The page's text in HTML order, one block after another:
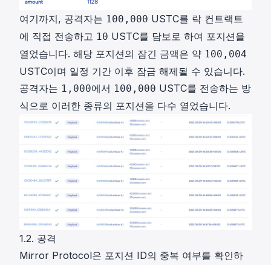
여기까지, 공격자는 100,000 USTC를 락 컨트랙트
에 직접 전송하고 10 USTC를 담보로 하여 포지션을
열었습니다. 해당 포지션의 잠긴 금액은 약 100,004
USTC이며 일정 기간 이후 잠금 해제될 수 있습니다.
공격자는 1,000에서 100,000 USTC를 전송하는 방
식으로 이러한 종류의 포지션을 다수 열었습니다.
1.2. 공격
Mirror Protocol은 포지션 ID의 중복 여부를 확인하